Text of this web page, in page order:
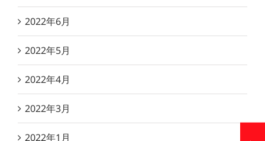
2022年6月
2022年5月
2022年4月
2022年3月
2022年1月